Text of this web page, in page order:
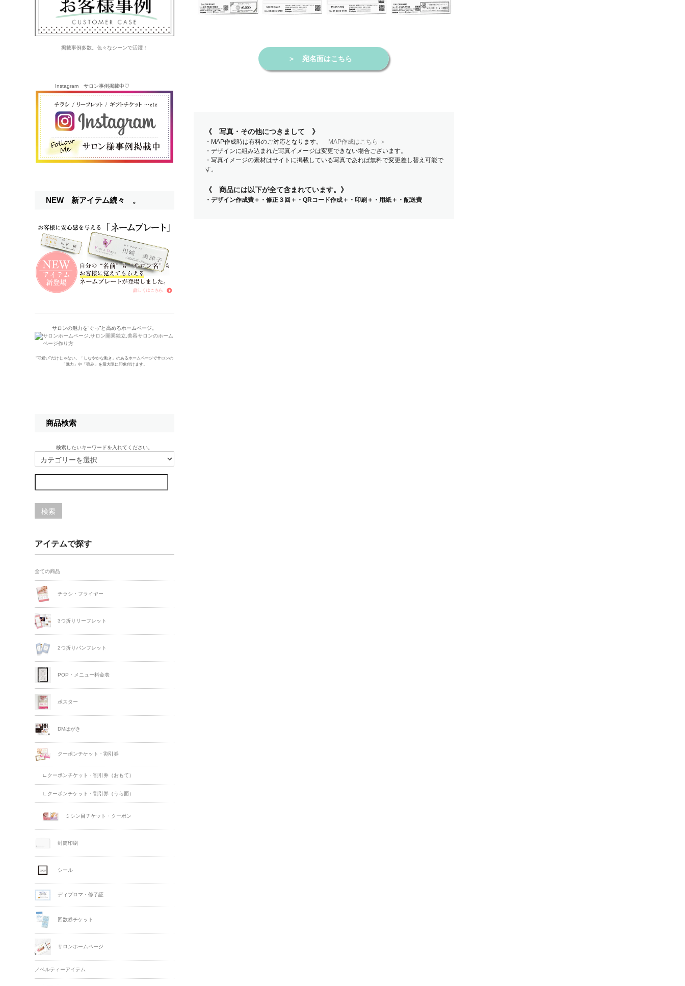
＞ 宛名面はこちら
《 写真・その他につきまして 》
・MAP作成時は有料のご対応となります。
MAP作成はこちら ＞
・デザインに組み込まれた写真イメージは変更できない場合ございます。
・写真イメージの素材はサイトに掲載している写真であれば無料で変更差し替え可能で
す。
《 商品には以下が全て含まれています。》
・デザイン作成費＋・修正３回＋・QRコード作成＋・印刷＋・用紙＋・配送費
掲載事例多数。色々なシーンで活躍！
Instagram サロン事例掲載中♡
NEW 新アイテム続々 。
サロンの魅力を“ぐっ”と高めるホームページ。
“可愛い”だけじゃない。「しなやかな動き」のあるホームページでサロンの
「魅力」や「強み」を最大限に印象付けます。
商品検索
検索したいキーワードを入れてください。
検索
アイテムで探す
全ての商品
チラシ・フライヤー
3つ折りリーフレット
2つ折りパンフレット
POP・メニュー料金表
ポスター
DMはがき
クーポンチケット・割引券
∟クーポンチケット・割引券（おもて）
∟クーポンチケット・割引券（うら面）
ミシン目チケット・クーポン
封筒印刷
シール
ディプロマ・修了証
回数券チケット
サロンホームページ
ノベルティーアイテム